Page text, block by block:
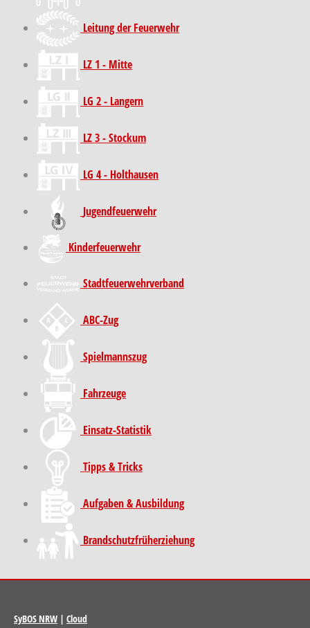
Leitung der Feuerwehr
LZ 1 - Mitte
LG 2 - Langern
LZ 3 - Stockum
LG 4 - Holthausen
Jugendfeuerwehr
Kinder­feuer­wehr
Stadt­feuer­wehr­verband
ABC-Zug
Spielmannszug
Fahrzeuge
Einsatz-Statistik
Tipps & Tricks
Aufgaben & Ausbildung
Brand­schutz­früh­erziehung
SyBOS NRW | Cloud